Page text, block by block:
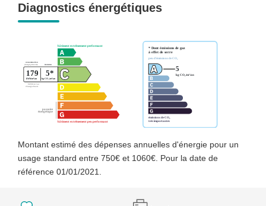
Diagnostics énergétiques
Montant estimé des dépenses annuelles d'énergie pour un
usage standard entre 750€ et 1060€. Pour la date de
référence 01/01/2021.